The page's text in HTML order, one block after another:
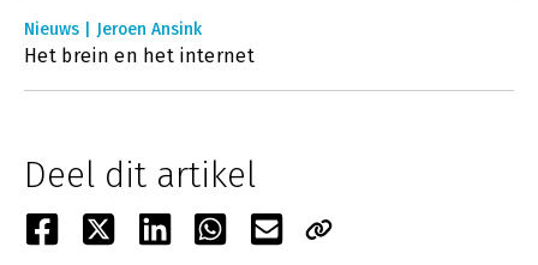
Nieuws | Jeroen Ansink
Het brein en het internet
Deel dit artikel